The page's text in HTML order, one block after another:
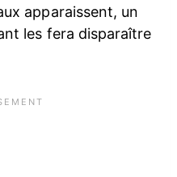
apparaissent, un
les fera disparaître